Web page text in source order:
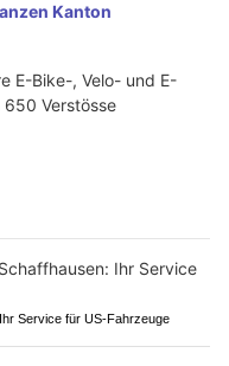
Kanton
E-Bike-, Velo- und E-
Verstösse
Service für US-Fahrzeuge